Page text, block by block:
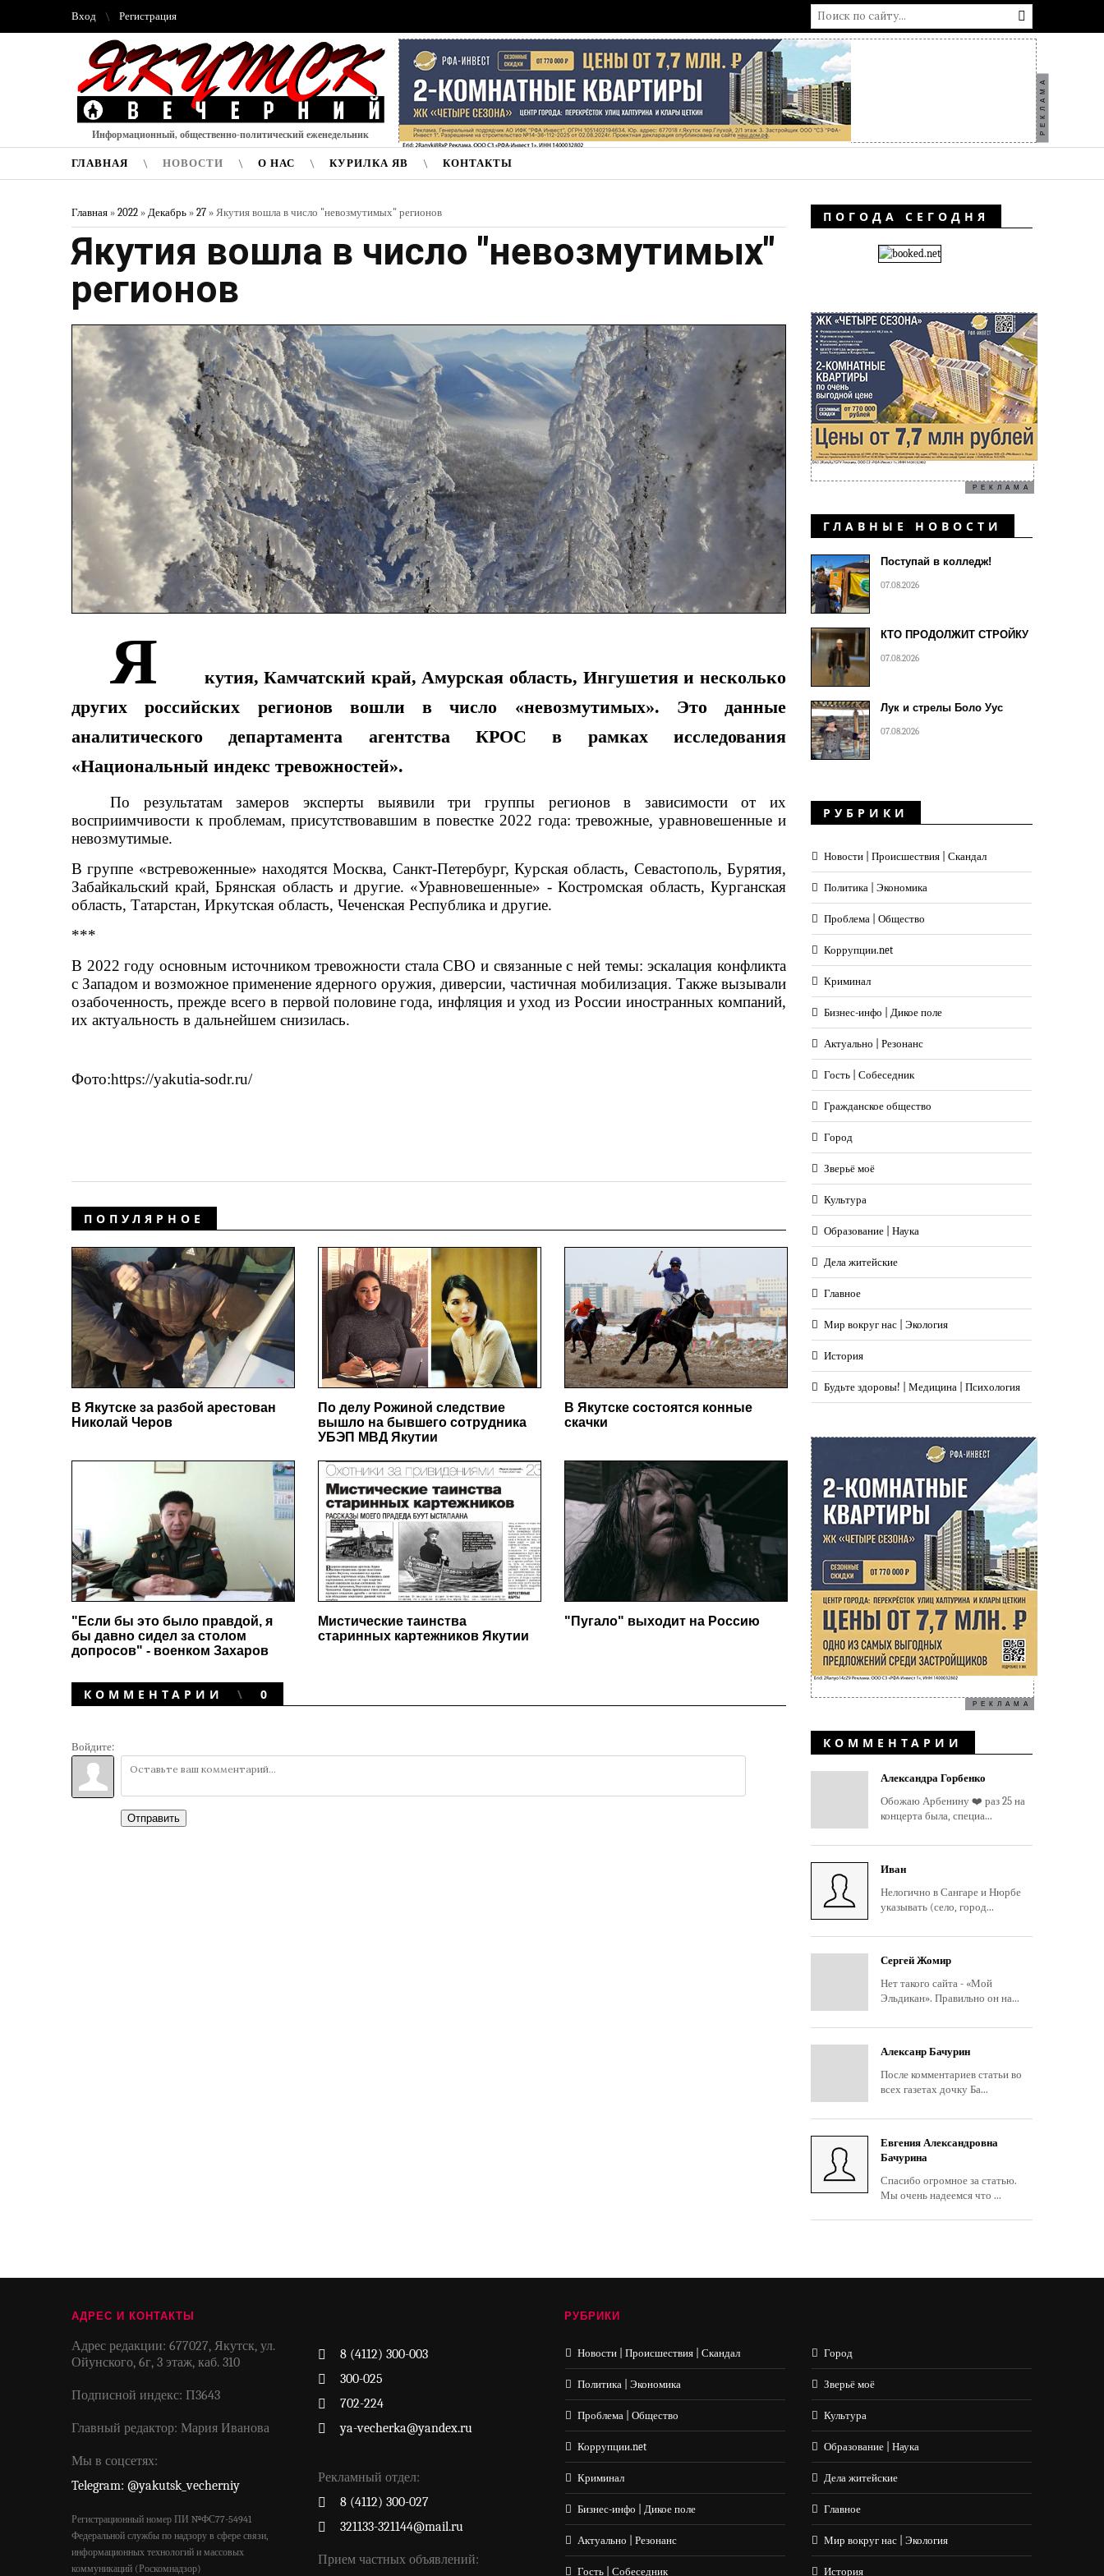
Вход Регистрация
Информационный, общественно-политический еженедельник РЕКЛАМА
ГЛАВНАЯ НОВОСТИ О НАС КУРИЛКА ЯВ КОНТАКТЫ
Главная » 2022 » Декабрь » 27 » Якутия вошла в число "невозмутимых" регионов
Якутия вошла в число "невозмутимых"
регионов
Я
кутия, Камчатский край, Амурская область, Ингушетия и несколько
других российских регионов вошли в число «невозмутимых». Это данные
аналитического департамента агентства КРОС в рамках исследования
«Национальный индекс тревожностей».
По результатам замеров эксперты выявили три группы регионов в зависимости от их
восприимчивости к проблемам, присутствовавшим в повестке 2022 года: тревожные, уравновешенные и
невозмутимые.
В группе «встревоженные» находятся Москва, Санкт-Петербург, Курская область, Севастополь, Бурятия,
Забайкальский край, Брянская область и другие. «Уравновешенные» - Костромская область, Курганская
область, Татарстан, Иркутская область, Чеченская Республика и другие.
***
В 2022 году основным источником тревожности стала СВО и связанные с ней темы: эскалация конфликта
с Западом и возможное применение ядерного оружия, диверсии, частичная мобилизация. Также вызывали
озабоченность, прежде всего в первой половине года, инфляция и уход из России иностранных компаний,
их актуальность в дальнейшем снизилась.
Фото:https://yakutia-sodr.ru/
ПОПУЛЯРНОЕ
В Якутске за разбой арестован
Николай Черов
По делу Рожиной следствие
вышло на бывшего сотрудника
УБЭП МВД Якутии
В Якутске состоятся конные
скачки
"Если бы это было правдой, я
бы давно сидел за столом
допросов" - военком Захаров
Мистические таинства
старинных картежников Якутии
"Пугало" выходит на Россию
КОММЕНТАРИИ 0
Войдите:
Отправить
ПОГОДА СЕГОДНЯ
РЕКЛАМА
ГЛАВНЫЕ НОВОСТИ
Поступай в колледж!
07.08.2026
КТО ПРОДОЛЖИТ СТРОЙКУ
07.08.2026
Лук и стрелы Боло Уус
07.08.2026
РУБРИКИ
Новости | Происшествия | Скандал
Политика | Экономика
Проблема | Общество
Коррупции.net
Криминал
Бизнес-инфо | Дикое поле
Актуально | Резонанс
Гость | Собеседник
Гражданское общество
Город
Зверьё моё
Культура
Образование | Наука
Дела житейские
Главное
Мир вокруг нас | Экология
История
Будьте здоровы! | Медицина | Психология
РЕКЛАМА
КОММЕНТАРИИ
Александра Горбенко
Обожаю Арбенину ❤️ раз 25 на
концерта была, специа...
Иван
Нелогично в Сангаре и Нюрбе
указывать (село, город...
Сергей Жомир
Нет такого сайта - «Мой
Эльдикан». Правильно он на...
Алексанр Бачурин
После комментариев статьи во
всех газетах дочку Ба...
Евгения Александровна
Бачурина
Спасибо огромное за статью.
Мы очень надеемся что ...
АДРЕС И КОНТАКТЫ
Адрес редакции: 677027, Якутск, ул.
Ойунского, 6г, 3 этаж, каб. 310
Подписной индекс: П3643
Главный редактор: Мария Иванова
Мы в соцсетях:
Telegram: @yakutsk_vecherniy
Регистрационный номер ПИ №ФС77-54941
Федеральной службы по надзору в сфере связи,
информационных технологий и массовых
коммуникаций (Роскомнадзор)
8 (4112) 300-003
300-025
702-224
ya-vecherka@yandex.ru
Рекламный отдел:
8 (4112) 300-027
321133-321144@mail.ru
Прием частных объявлений:
РУБРИКИ
Новости | Происшествия | Скандал
Политика | Экономика
Проблема | Общество
Коррупции.net
Криминал
Бизнес-инфо | Дикое поле
Актуально | Резонанс
Гость | Собеседник
Город
Зверьё моё
Культура
Образование | Наука
Дела житейские
Главное
Мир вокруг нас | Экология
История